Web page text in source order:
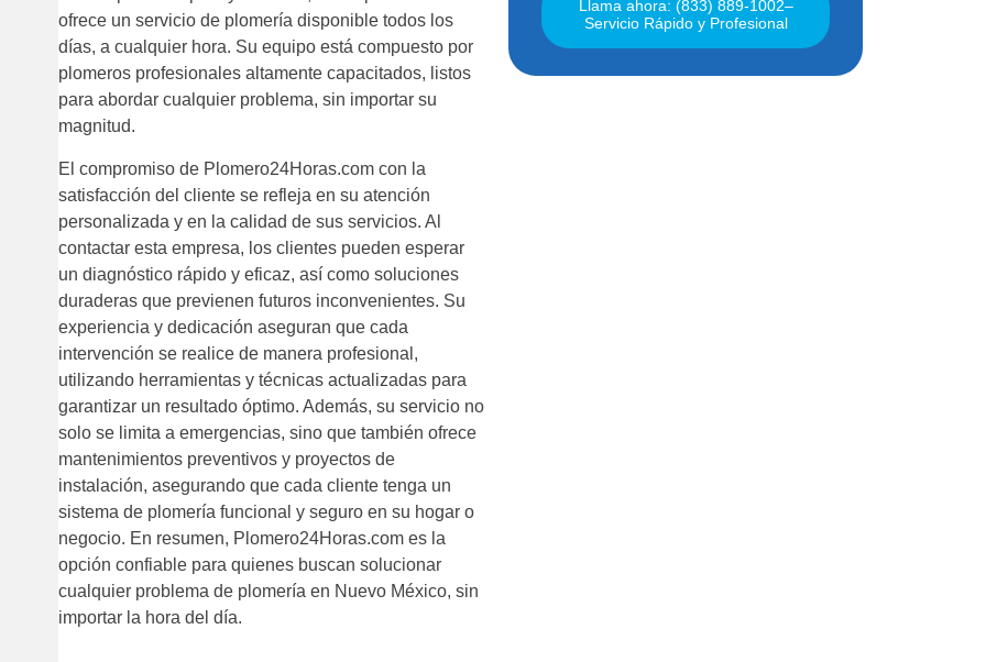
ofrece un servicio de plomería disponible todos los
días, a cualquier hora. Su equipo está compuesto por
plomeros profesionales altamente capacitados, listos
para abordar cualquier problema, sin importar su
magnitud.
El compromiso de Plomero24Horas.com con la
satisfacción del cliente se refleja en su atención
personalizada y en la calidad de sus servicios. Al
contactar esta empresa, los clientes pueden esperar
un diagnóstico rápido y eficaz, así como soluciones
duraderas que previenen futuros inconvenientes. Su
experiencia y dedicación aseguran que cada
intervención se realice de manera profesional,
utilizando herramientas y técnicas actualizadas para
garantizar un resultado óptimo. Además, su servicio no
solo se limita a emergencias, sino que también ofrece
mantenimientos preventivos y proyectos de
instalación, asegurando que cada cliente tenga un
sistema de plomería funcional y seguro en su hogar o
negocio. En resumen, Plomero24Horas.com es la
opción confiable para quienes buscan solucionar
cualquier problema de plomería en Nuevo México, sin
importar la hora del día.
Llama ahora: (833) 889-1002–
Servicio Rápido y Profesional